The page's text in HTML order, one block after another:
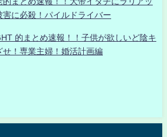
害に必殺！パイルドライバー
的まとめ速報！！子供が欲しいど陰キ
せ！専業主婦！婚活計画編